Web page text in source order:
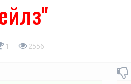
1 2556